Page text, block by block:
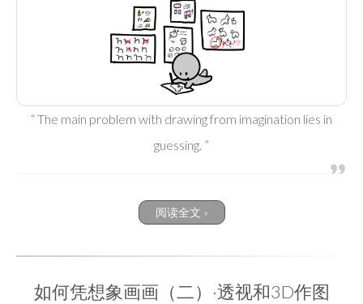
“ The main problem with drawing from imagination lies in
guessing. ”
阅读全文 »
如何凭想象画画（二）·透视和3D作图